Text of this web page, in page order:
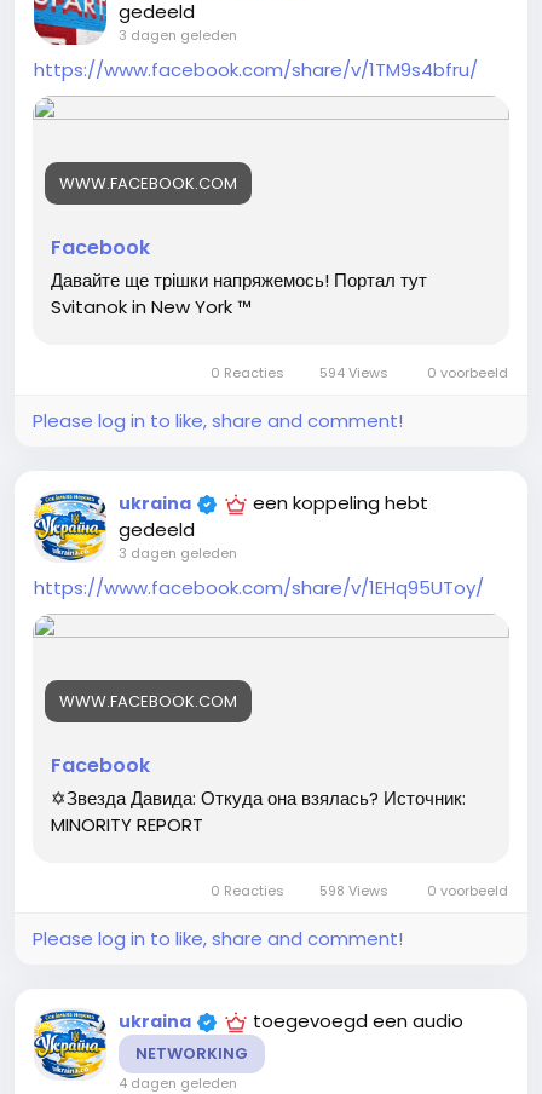
для компанії, події, подарунка чи команди?
ЗАРЕЄСТРУЙТЕСЬ ТА ОТРИМАЙТЕ БОНУС - 50 ГРН
ениеhttps://www.fatline.com.ua/#64494<
#ДрукНаОдязи #ОдягЗПринтом #ФутболкаЗПринтом
#СтвориСвійДизайн #ПатриотичныйОдяг #Українськи
йБренд #ПринтНаЗамовлення #ШопингОнлайн #Друк
gedeeld
3 dagen geleden
https://www.facebook.com/share/v/1TM9s4bfru/
WWW.FACEBOOK.COM
Facebook
Давайте ще трішки напряжемось! Портал тут
Svitanok in New York ™
0 Reacties 594 Views 0 voorbeeld
Please log in to like, share and comment!
ukraina
een koppeling hebt
gedeeld
3 dagen geleden
https://www.facebook.com/share/v/1EHq95UToy/
WWW.FACEBOOK.COM
Facebook
✡️Звезда Давида: Откуда она взялась? Источник:
MINORITY REPORT
0 Reacties 598 Views 0 voorbeeld
Please log in to like, share and comment!
ukraina toegevoegd een audio
NETWORKING
4 dagen geleden